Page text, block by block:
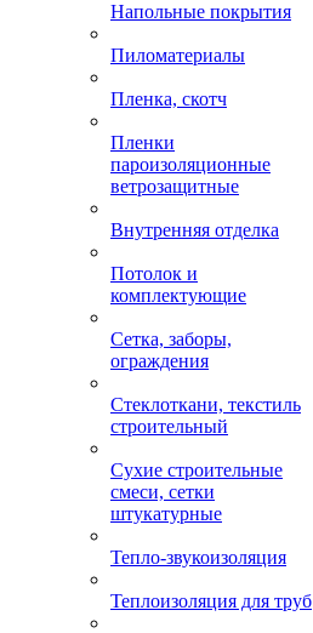
Напольные покрытия
Пиломатериалы
Пленка, скотч
Пленки
пароизоляционные
ветрозащитные
Внутренняя отделка
Потолок и
комплектующие
Сетка, заборы,
ограждения
Стеклоткани, текстиль
строительный
Сухие строительные
смеси, сетки
штукатурные
Тепло-звукоизоляция
Теплоизоляция для труб